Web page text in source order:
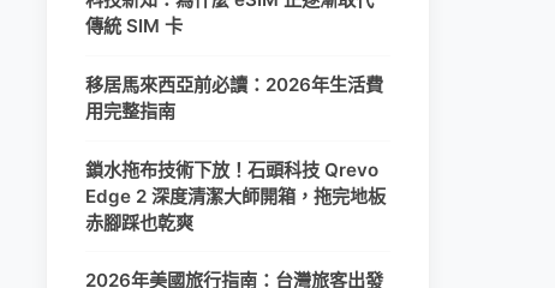
傳統 SIM 卡
移居馬來西亞前必讀：2026年生活費
用完整指南
鎖水拖布技術下放！石頭科技 Qrevo
Edge 2 深度清潔大師開箱，拖完地板
赤腳踩也乾爽
2026年美國旅行指南：台灣旅客出發